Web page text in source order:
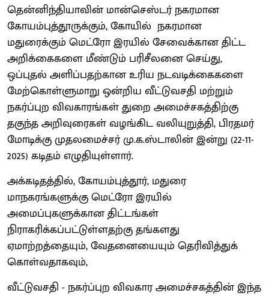
தென்னிந்தியாவின் மான்செஸ்டர் நகரமான
கோயம்புத்தூருக்கும், கோயில் நகரமான
மதுரைக்கும் மெட்ரோ இரயில் சேவைக்கான திட்ட
அறிக்கைகளை மீண்டும் பரிசீலனை செய்து,
ஒப்புதல் அளிப்பதற்கான உரிய நடவடிக்கைகளை
மேற்கொள்ளுமாறு ஒன்றிய வீட்டுவசதி மற்றும்
நகர்ப்புற விவகாரங்கள் துறை அமைச்சகத்திற்கு
தகுந்த அறிவுரைகள் வழங்கிட வலியுறுத்தி, பிரதமர்
மோடிக்கு முதலமைச்சர் மு.க.ஸ்டாலின் இன்று (22-11-
2025) கடிதம் எழுதியுள்ளார்.
அக்கடிதத்தில், கோயம்புத்தூர், மதுரை
மாநகரங்களுக்கு மெட்ரோ இரயில்
அமைப்புகளுக்கான திட்டங்கள்
நிராகரிக்கப்பட்டுள்ளதற்கு தங்களது
ஏமாற்றத்தையும், வேதனையையும் தெரிவித்துக்
கொள்வதாகவும்,
வீட்டுவசதி - நகர்ப்புற விவகார அமைச்சகத்தின் இந்த